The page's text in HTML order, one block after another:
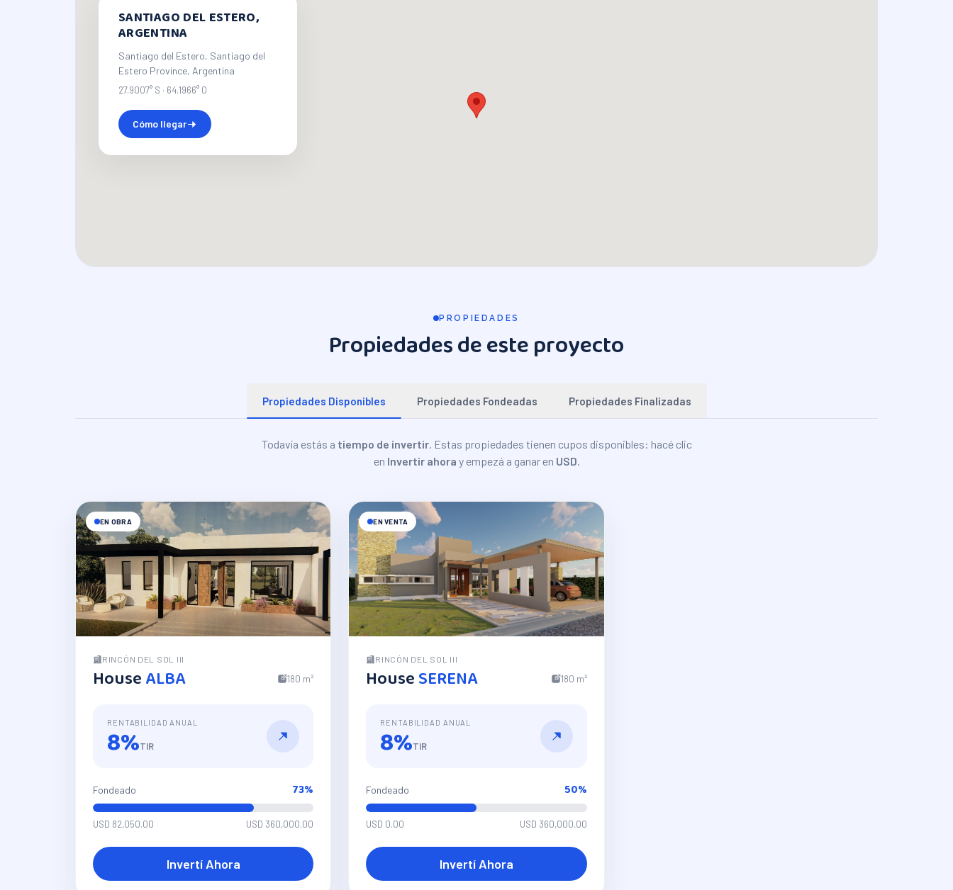
SANTIAGO DEL ESTERO,
ARGENTINA
Santiago del Estero, Santiago del
Estero Province, Argentina
27.9007° S · 64.1966° O
Cómo llegar
PROPIEDADES
Propiedadesde este proyecto
Propiedades Disponibles Propiedades Fondeadas Propiedades Finalizadas
Todavía estás a tiempo de invertir. Estas propiedades tienen cupos disponibles: hacé clic
en Invertir ahora y empezá a ganar en USD.
EN OBRA
RINCÓN DEL SOL III
HouseALBA 180 m²
RENTABILIDAD ANUAL
8%TIR
Fondeado 73%
USD 82,050.00 USD 360,000.00
Invertí Ahora
EN VENTA
RINCÓN DEL SOL III
HouseSERENA 180 m²
RENTABILIDAD ANUAL
8%TIR
Fondeado 50%
USD 0.00 USD 360,000.00
Invertí Ahora